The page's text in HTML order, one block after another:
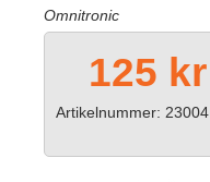
Omnitronic
125 kr
Artikelnummer: 23004